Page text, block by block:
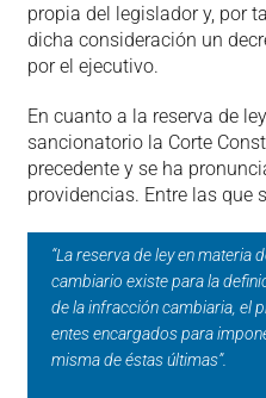
propia del legislador y, por
dicha consideración un
por el ejecutivo.
En cuanto a la reserva de
sancionatorio la Corte
precedente y se ha
providencias. Entre las que
“La reserva de ley en materia
cambiario existe para la
de la infracción cambiaria, el
entes encargados para
misma de éstas últimas”.